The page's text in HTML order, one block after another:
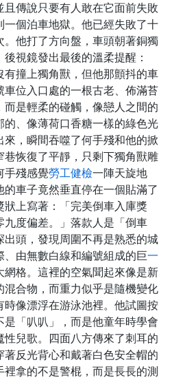
傳說只要有人敢在它面前失敗
一個泊車地獄。他已經失敗了十
他打了方向盤，車頭朝著銅獨
視鏡發出最後的溫柔提醒：
有撞上獨角獸，但他那顫抖的車
車位入口處的一根古老、佈滿苔
是輕柔的碰觸，像戀人之間的
的、像薄荷口香糖一樣的綠色光
，瞬間吞噬了何手殘和他的掀
巷恢復了平靜，只剩下獨角獸雕
手殘感覺勞工健檢一陣天旋地
車子竟然垂直停在一個貼滿了
狀上寫著：「完美倒車入庫獎
度偏差。」落款人是「倒車
出頭，發現周圍不再是熟悉的城
由無數白線和編號組成的巨一
網格。這裡的空氣聞起來像是新
混合物，而重力似乎是隨機變化
時像漂浮在游泳池裡。他試圖按
「叭叭」，而是他童年時學會
性兒歌。四面八方傳來了刺耳的
反光背心和戴著白色安全帽的
拿的不是警棍，而是長長的測